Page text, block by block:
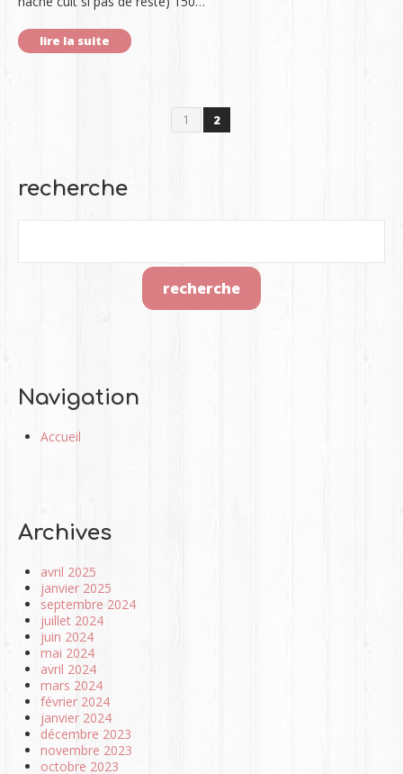
lire la suite
1 2
recherche
Navigation
Accueil
Archives
avril 2025
janvier 2025
septembre 2024
juillet 2024
juin 2024
mai 2024
avril 2024
mars 2024
février 2024
janvier 2024
décembre 2023
novembre 2023
octobre 2023